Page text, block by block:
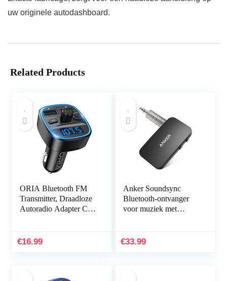
uw originele autodashboard.
Related Products
ORIA Bluetooth FM
Transmitter, Draadloze
Autoradio Adapter Car
USB Voor Auto…
€16.99
Anker Soundsync
Bluetooth-ontvanger
voor muziek met
voor in de auto en
€33.99